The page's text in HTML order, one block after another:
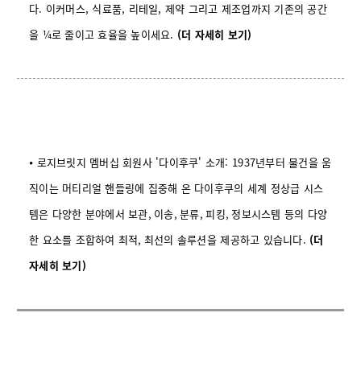
다. 이커머스, 식료품, 리테일, 제약 그리고 제조업까지 기존의 공간
을 ¼로 줄이고 효율을 높이세요. (더 자세히 보기)
⦁ 로지브릿지 멤버십 회원사 '다이후쿠' 소개: 1937년부터 물건을 움
직이는 머티리얼 핸들링에 집중해 온 다이후쿠의 세계 정상급 시스
템은 다양한 분야에서 보관, 이송,분류,피킹, 정보시스템 등의 다양
한 요소를 조합하여 최적, 최선의 솔루션을 제공하고 있습니다. (더
자세히 보기)